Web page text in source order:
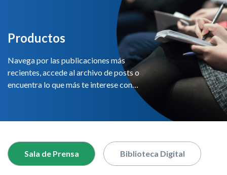
Productos
Navega por las publicaciones más
recientes, accede al archivo de posts o
encuentra lo que más te interese con
Sala de Prensa Biblioteca Digital